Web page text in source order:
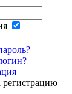
регистрацию